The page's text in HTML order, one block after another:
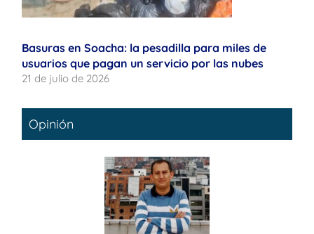
Basuras en Soacha: la pesadilla para miles de
usuarios que pagan un servicio por las nubes
21 de julio de 2026
Opinión